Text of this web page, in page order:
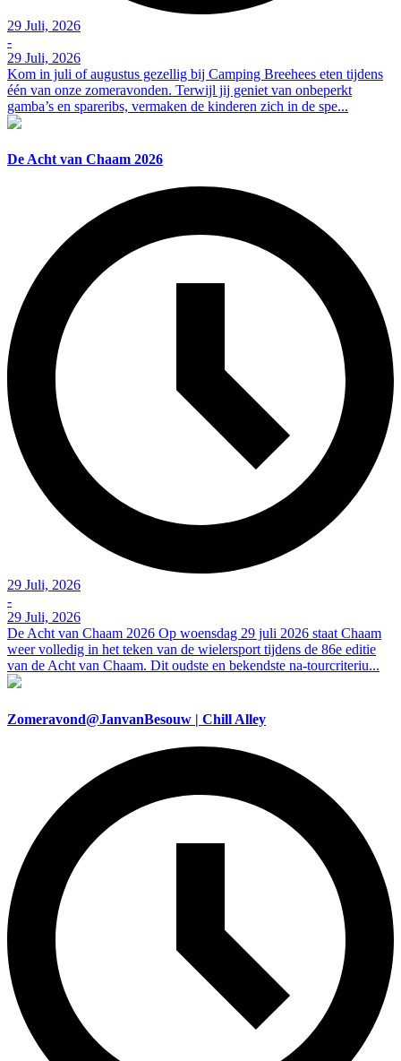
29 Juli, 2026
-
29 Juli, 2026
Kom in juli of augustus gezellig bij Camping Breehees eten tijdens
één van onze zomeravonden. Terwijl jij geniet van onbeperkt
gamba’s en spareribs, vermaken de kinderen zich in de spe...
De Acht van Chaam 2026
29 Juli, 2026
-
29 Juli, 2026
De Acht van Chaam 2026 Op woensdag 29 juli 2026 staat Chaam
weer volledig in het teken van de wielersport tijdens de 86e editie
van de Acht van Chaam. Dit oudste en bekendste na-tourcriteriu...
Zomeravond@JanvanBesouw | Chill Alley